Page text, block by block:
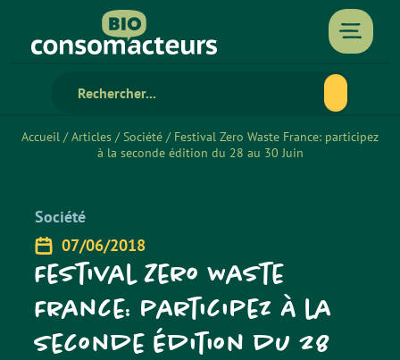
Accueil /Articles /Société / Festival Zero Waste France: participez
à la seconde édition du 28 au 30 Juin
Société
07/06/2018
Festival Zero Waste
France: participez à la
seconde édition du 28